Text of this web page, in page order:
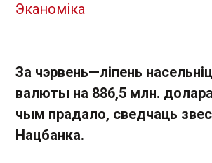
Эканоміка
За чэрвень—ліпень
валюты на 886,5 млн.
чым прадало, сведчаць
Нацбанка.